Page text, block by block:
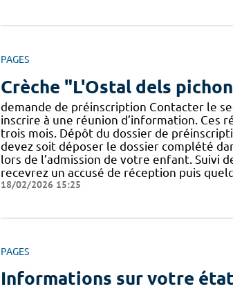
PAGES
Crèche "L'Ostal dels
demande de préinscription Contacter le
inscrire à une réunion d’information. Ces
trois mois. Dépôt du dossier de
devez soit déposer le dossier complété
lors de l’admission de votre enfant. Suivi
recevrez un accusé de réception puis
18/02/2026 15:25
PAGES
Informations sur votre